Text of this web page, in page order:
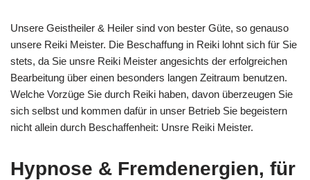
Unsere Geistheiler & Heiler sind von bester Güte, so genauso
unsere Reiki Meister. Die Beschaffung in Reiki lohnt sich für Sie
stets, da Sie unsre Reiki Meister angesichts der erfolgreichen
Bearbeitung über einen besonders langen Zeitraum benutzen.
Welche Vorzüge Sie durch Reiki haben, davon überzeugen Sie
sich selbst und kommen dafür in unser Betrieb Sie begeistern
nicht allein durch Beschaffenheit: Unsre Reiki Meister.
Hypnose & Fremdenergien, für